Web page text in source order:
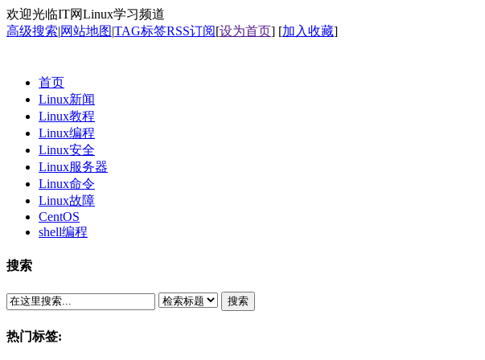
欢迎光临IT网Linux学习频道
高级搜索|网站地图|TAG标签RSS订阅[设为首页] [加入收藏]
首页
Linux新闻
Linux教程
Linux编程
Linux安全
Linux服务器
Linux命令
Linux故障
CentOS
shell编程
搜索
搜索
热门标签: